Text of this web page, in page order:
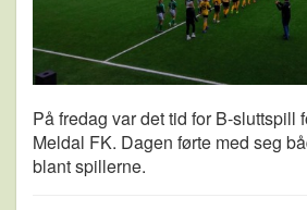
På fredag var det tid for B-sluttspill
Meldal FK. Dagen førte med seg
blant spillerne.